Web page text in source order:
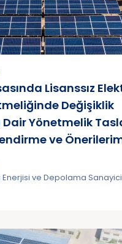
Lisanssız
Değişiklik
Dair Yönetmelik
ve
Enerjisi ve Depolama